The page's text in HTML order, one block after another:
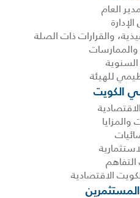
العام
والقرارات ذات الصلة
السنوية
للهيئة
الكويت
والمزايا